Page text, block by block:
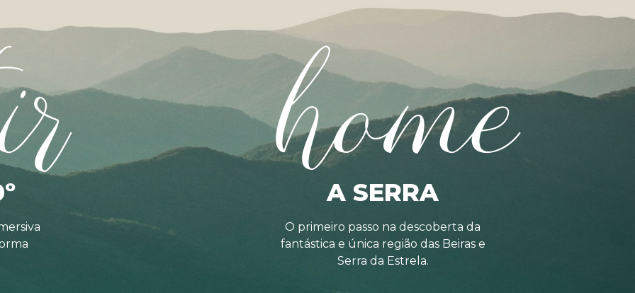
home
A SERRA
O primeiro passo na descoberta da
fantástica e única região das Beiras e
Serra da Estrela.